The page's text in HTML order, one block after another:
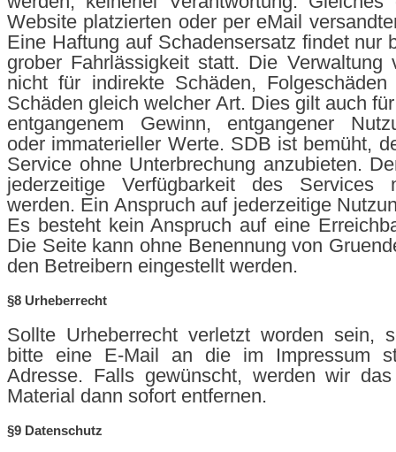
Website platzierten oder per eMail
Eine Haftung auf Schadensersatz findet nur
grober Fahrlässigkeit statt. Die Verwaltung
nicht für indirekte Schäden,
Schäden gleich welcher Art. Dies gilt auch
entgangenem Gewinn, entgangener
oder immaterieller Werte. SDB ist bemüht,
Service ohne Unterbrechung anzubieten.
jederzeitige Verfügbarkeit des Services
werden. Ein Anspruch auf jederzeitige
Es besteht kein Anspruch auf eine
Die Seite kann ohne Benennung von
den Betreibern eingestellt werden.
§8 Urheberrecht
Sollte Urheberrecht verletzt worden sein,
bitte eine E-Mail an die im Impressum
Adresse. Falls gewünscht, werden wir das
Material dann sofort entfernen.
§9 Datenschutz